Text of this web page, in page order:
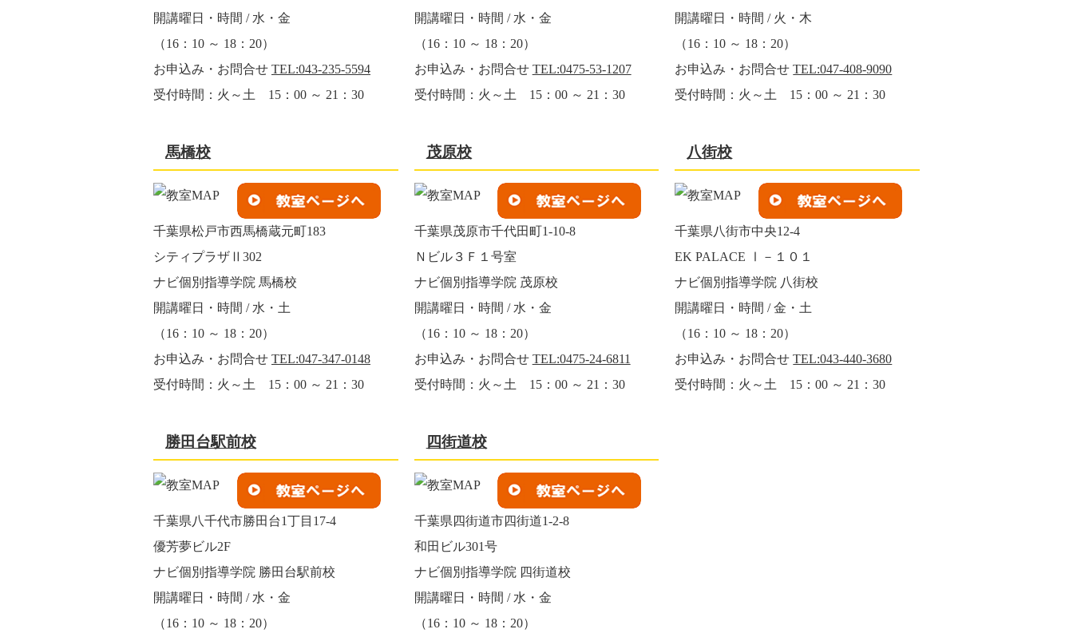
開講曜日・時間 / 水・金
（16：10 ～ 18：20）
お申込み・お問合せ TEL:043-235-5594
受付時間：火～土 15：00 ～ 21：30
開講曜日・時間 / 水・金
（16：10 ～ 18：20）
お申込み・お問合せ TEL:0475-53-1207
受付時間：火～土 15：00 ～ 21：30
開講曜日・時間 / 火・木
（16：10 ～ 18：20）
お申込み・お問合せTEL:047-408-9090
受付時間：火～土 15：00 ～ 21：30
馬橋校
千葉県松戸市西馬橋蔵元町183
シティプラザⅡ302
ナビ個別指導学院 馬橋校
開講曜日・時間 / 水・土
（16：10 ～ 18：20）
お申込み・お問合せ TEL:047-347-0148
受付時間：火～土 15：00 ～ 21：30
茂原校
千葉県茂原市千代田町1-10-8
Ｎビル３Ｆ１号室
ナビ個別指導学院 茂原校
開講曜日・時間 / 水・金
（16：10 ～ 18：20）
お申込み・お問合せ TEL:0475-24-6811
受付時間：火～土 15：00 ～ 21：30
八街校
千葉県八街市中央12-4
EK PALACE Ⅰ－１０１
ナビ個別指導学院 八街校
開講曜日・時間 / 金・土
（16：10 ～ 18：20）
お申込み・お問合せTEL:043-440-3680
受付時間：火～土 15：00 ～ 21：30
勝田台駅前校
千葉県八千代市勝田台1丁目17-4
優芳夢ビル2F
ナビ個別指導学院 勝田台駅前校
開講曜日・時間 / 水・金
（16：10 ～ 18：20）
四街道校
千葉県四街道市四街道1-2-8
和田ビル301号
ナビ個別指導学院 四街道校
開講曜日・時間 / 水・金
（16：10 ～ 18：20）